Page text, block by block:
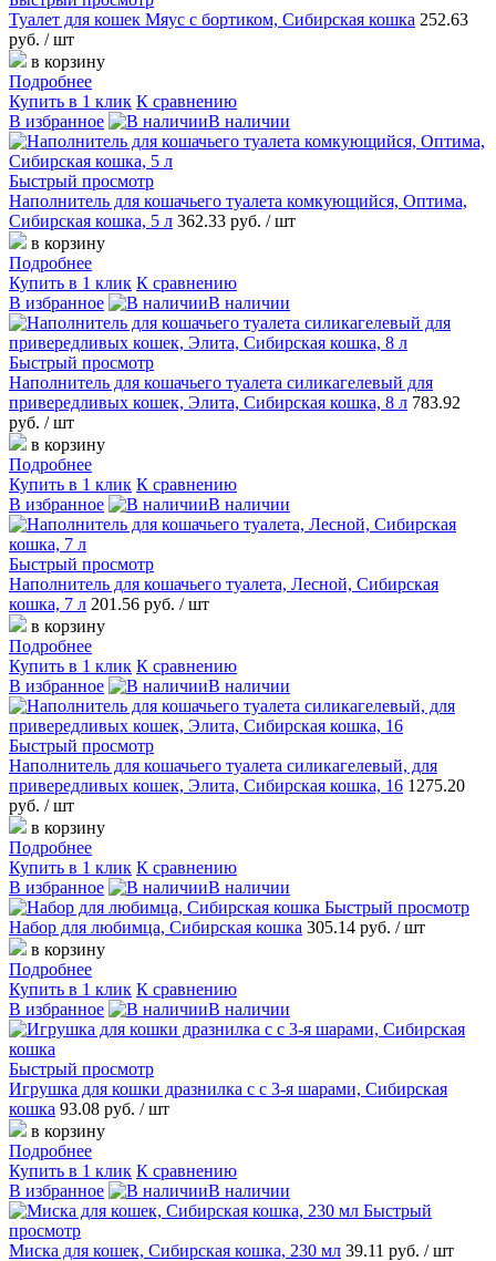
Туалет для кошек Мяус с бортиком, Сибирская кошка 252.63
руб. / шт
в корзину
Подробнее
Купить в 1 клик К сравнению
В избранное
В наличии
Быстрый просмотр
Наполнитель для кошачьего туалета комкующийся, Оптима,
Сибирская кошка, 5 л 362.33 руб. / шт
в корзину
Подробнее
Купить в 1 клик К сравнению
В избранное
В наличии
Быстрый просмотр
Наполнитель для кошачьего туалета силикагелевый для
привередливых кошек, Элита, Сибирская кошка, 8 л 783.92
руб. / шт
в корзину
Подробнее
Купить в 1 клик К сравнению
В избранное
В наличии
Быстрый просмотр
Наполнитель для кошачьего туалета, Лесной, Сибирская
кошка, 7 л 201.56 руб. / шт
в корзину
Подробнее
Купить в 1 клик К сравнению
В избранное
В наличии
Быстрый просмотр
Наполнитель для кошачьего туалета силикагелевый, для
привередливых кошек, Элита, Сибирская кошка, 16 1275.20
руб. / шт
в корзину
Подробнее
Купить в 1 клик К сравнению
В избранное
В наличии
Быстрый просмотр
Набор для любимца, Сибирская кошка 305.14 руб. / шт
в корзину
Подробнее
Купить в 1 клик К сравнению
В избранное
В наличии
Быстрый просмотр
Игрушка для кошки дразнилка с с 3-я шарами, Сибирская
кошка 93.08 руб. / шт
в корзину
Подробнее
Купить в 1 клик К сравнению
В избранное
В наличии
Быстрый
просмотр
Миска для кошек, Сибирская кошка, 230 мл 39.11 руб. / шт